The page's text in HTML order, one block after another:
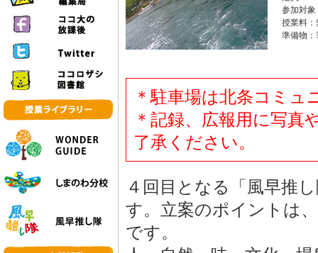
参加対象
授業料
準備物：
＊駐車場は北条コミ
＊記録、広報用に写真
了承ください。
４回目となる「風早推
す。立案のポイントは
です。